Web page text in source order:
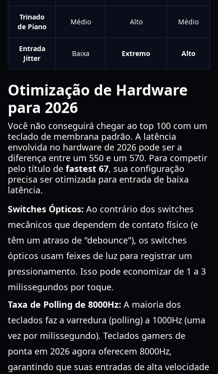
Trinado
de Piano
Médio Alto Médio
Entrada
Jitter
Baixa Extremo Alto
Otimização de Hardware
para 2026
Você não conseguirá chegar ao top 100 com um
teclado de membrana padrão. A latência
envolvida no hardware de 2026 pode ser a
diferença entre um 550 e um 570. Para competir
pelo título de fastest 67, sua configuração
precisa ser otimizada para entrada de baixa
latência.
Switches Ópticos: Ao contrário dos switches
mecânicos que dependem de contato físico (e
têm um atraso de "debounce"), os switches
ópticos usam feixes de luz para registrar um
pressionamento. Isso pode economizar de 1 a 3
milissegundos por toque.
Taxa de Polling de 8000Hz: A maioria dos
teclados faz a varredura (polling) a 1000Hz (uma
vez por milissegundo). Teclados gamers de
ponta em 2026 agora oferecem 8000Hz,
garantindo que suas entradas de alta velocidade